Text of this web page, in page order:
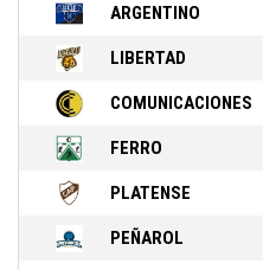
ARGENTINO
LIBERTAD
COMUNICACIONES
FERRO
PLATENSE
PEÑAROL